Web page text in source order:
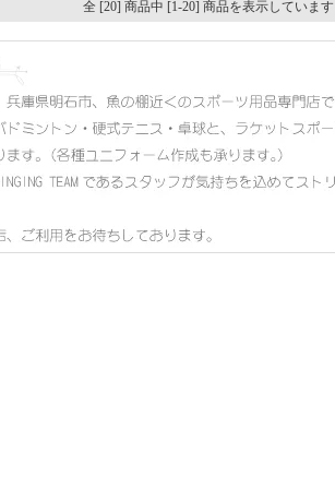
全 [20] 商品中 [1-20] 商品を表示していま